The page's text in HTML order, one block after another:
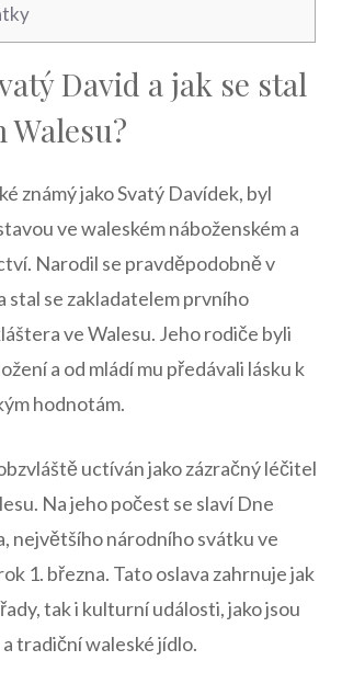
⁤David a jak se stal
Walesu?
známý jako⁣ Svatý Davídek,⁢ byl
ve waleském ‍náboženském a
Narodil se ‌pravděpodobně v‌
stal se⁤ zakladatelem prvního
⁤ve ​Walesu. ​Jeho⁣ rodiče ‍byli
‍a ‌od mládí mu ‍předávali lásku k
hodnotám.
⁣uctíván jako zázračný léčitel
Na jeho ⁣počest se slaví ⁣Dne
největšího‌ národního svátku ve
1. ⁤března.‌ Tato oslava zahrnuje ‍jak
tak i​ kulturní‌ události, jako jsou⁣
tradiční​ waleské jídlo.